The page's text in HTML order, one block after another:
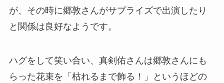
が、その時に郷敦さんがサプライズで出演したり
と関係は良好なようです。
ハグをして笑い合い、真剣佑さんは郷敦さんにも
らった花束を「枯れるまで飾る！」というほどの